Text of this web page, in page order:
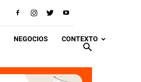
NEGOCIOS CONTEXTO